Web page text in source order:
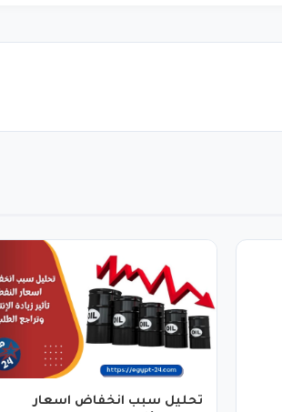
تحليل سبب انخفاض اسعار